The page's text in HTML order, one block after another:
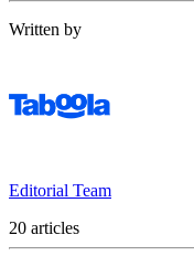
Written by
Editorial Team
20 articles